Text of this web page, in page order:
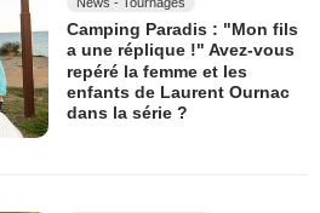
Camping Paradis : "Mon fils
a une réplique !" Avez-vous
repéré la femme et les
enfants de Laurent Ournac
dans la série ?